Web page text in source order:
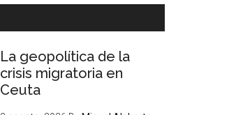
La geopolítica de la
crisis migratoria en
Ceuta